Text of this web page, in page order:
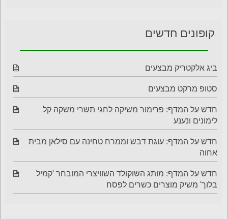
קופונים חדשים
ביג אלקטריק מבצעים
סטופ מרקט מבצעים
חדש על המדף: פרימור משיקה לחגי תשרי משקה קל
לימונים ונענע
חדש על המדף: עוגת דבש וממרח טחינה עם סילאן מבית
אחוה
חדש על המדף: מותג השוקולד השוויצרי המובחר 'קמיל
בלוך' משיק מוצרים כשרים לפסח